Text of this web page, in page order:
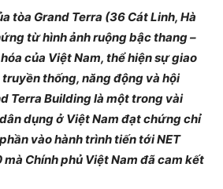
tòa Grand Terra (36 Cát Linh, Hà
từ hình ảnh ruộng bậc thang –
của Việt Nam, thể hiện sự giao
thống, năng động và hội
Terra Building là một trong vài
dụng ở Việt Nam đạt chứng chỉ
phần vào hành trình tiến tới NET
mà Chính phủ Việt Nam đã cam kết